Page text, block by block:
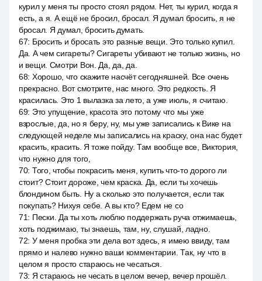
курил у меня ты просто стоял рядом. Нет, ты курил, когда я
есть, а я. А ещё не бросил, бросал. Я думал бросить, я не
бросал. Я думал, бросить думать.
67: Бросить и бросать это разные вещи. Это только купил.
Да. А чем сигареты? Сигареты убивают не только жизнь, но
и вещи. Смотри Вон. Да, да, да.
68: Хорошо, что скажите насчёт сегодняшней. Все очень
прекрасно. Вот смотрите, нас много. Это редкость. Я
красилась. Это 1 вылазка за лето, а уже июль, я считаю.
69: Это упущение, красота это потому что мы уже
взрослые, да, но я беру, ну, мы уже записались к Вике на
следующей неделе мы записались на краску, она нас будет
красить, красить. Я тоже пойду. Там вообще все, Виктория,
что нужно для того,
70: Того, чтобы покрасить меня, купить что-то дорого ли
стоит? Стоит дороже, чем краска. Да, если ты хочешь
блондином быть. Ну а сколько это получается, если так
покупать? Нихуя себе. А вы кто? Едем не со
71: Пески. Да ты хоть люблю поддержать руча отжимаешь,
хоть поджимаю, ты знаешь, там, ну, слушай, ладно.
72: У меня пробка эти дела вот здесь, я имею ввиду, там
прямо и налево нужно ваши комментарии. Так, ну что в
целом я просто стараюсь не чесаться.
73: Я стараюсь не чесать в целом вечер, вечер прошёл.